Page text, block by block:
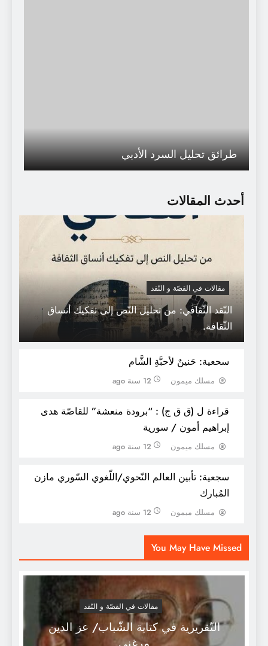
أحدث المقالات
مقالات في القصّة و النّقد
النّقد الثّقافي: من تحليل النّص إلى تفكيك أنساق
الثّقافة.
سحعية: حَنينٌ لأحبَّةِ الشَّام
مسلك ميمون 12 سنة ago
قراءة ل (ق ق ج) : “برودة منعشة” للقاصّة هدى
إبراهيم أمون / سورية
مسلك ميمون 12 سنة ago
سجعية: تأبين العالم النّحوي/اللّغوي السّوري مازن
المُبارك
مسلك ميمون 12 سنة ago
طرائق تحليل السرد الأدبي
هذا وجَعُنا أو بَعضُه لأجلهِ أَبتئسُ وأغْضبُ.
موسوعة تاريخ الأديان / خمسة أجزاءـ فراس
You May Have Missed
مقالات في القصّة و النّقد
التّقريرية في كتابة الشّباب/ عز الدين